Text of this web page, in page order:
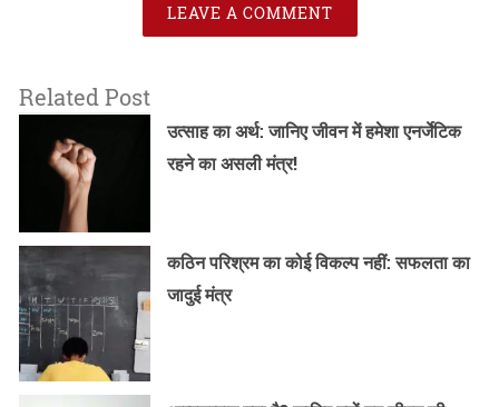
LEAVE A COMMENT
Related Post
उत्साह का अर्थ: जानिए जीवन में हमेशा एनर्जेटिक
रहने का असली मंत्र!
कठिन परिश्रम का कोई विकल्प नहीं: सफलता का
जादुई मंत्र